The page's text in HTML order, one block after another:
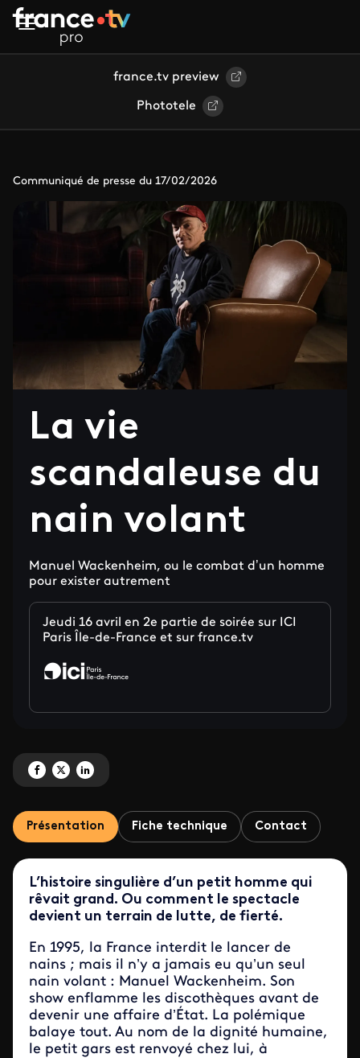
Aller au contenu principal
france.tv preview
Phototele
Communiqué de presse du 17/02/2026
La vie
scandaleuse du
nain volant
Manuel Wackenheim, ou le combat d’un homme
pour exister autrement
Jeudi 16 avril en 2e partie de soirée sur ICI
Paris Île-de-France et sur france.tv
Partagez 'La vie scandaleuse du nain volant' sur Facebook
Partagez 'La vie scandaleuse du nain volant' sur X
Partagez 'La vie scandaleuse du nain volant' sur LinkedIn
Présentation Fiche technique Contact
L’histoire singulière d’un petit homme qui
rêvait grand. Ou comment le spectacle
devient un terrain de lutte, de fierté.
En 1995, la France interdit le lancer de
nains ; mais il n’y a jamais eu qu’un seul
nain volant : Manuel Wackenheim. Son
show enflamme les discothèques avant de
devenir une affaire d’État. La polémique
balaye tout. Au nom de la dignité humaine,
le petit gars est renvoyé chez lui, à